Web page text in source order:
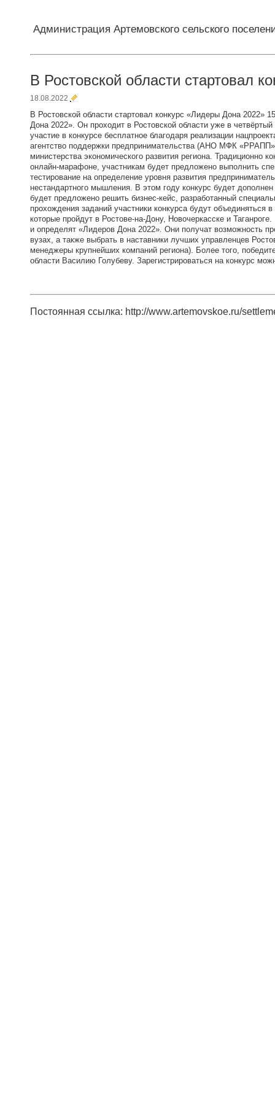
Администрация Артемовского сельского
В Ростовской области стартовал
18.08.2022
В Ростовской области стартовал конкурс «Лидеры Дона 2022»
Дона 2022». Он проходит в Ростовской области уже в
участие в конкурсе бесплатное благодаря реализации
агентство поддержки предпринимательства (АНО МФК
министерства экономического развития региона.
онлайн-марафоне, участникам будет предложено выполнить
тестирование на определение уровня развития
нестандартного мышления. В этом году конкурс будет
будет предложено решить бизнес-кейс, разработанный
прохождения заданий участники конкурса будут
которые пройдут в Ростове-на-Дону, Новочеркасске и
и определят «Лидеров Дона 2022». Они получат возможность
вузах, а также выбрать в наставники лучших управленцев
менеджеры крупнейших компаний региона). Более того,
области Василию Голубеву. Зарегистрироваться на конкурс
Постоянная ссылка: http://www.artemovskoe.ru/